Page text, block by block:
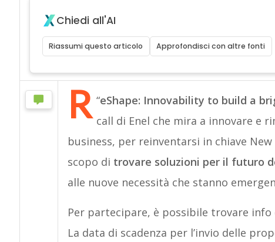
Chiedi all'AI
Riassumi questo articolo Approfondisci con altre fonti
“
R eShape: Innovability to build a
call di Enel che mira a innovare e
business, per reinventarsi in chiave
scopo di trovare soluzioni per il futuro
alle nuove necessità che stanno
Per partecipare, è possibile trovare
La data di scadenza per l’invio delle